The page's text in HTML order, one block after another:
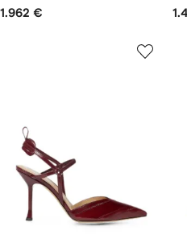
1.962 €